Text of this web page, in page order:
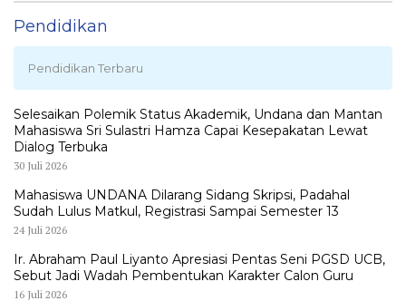
Pendidikan
Pendidikan Terbaru
Selesaikan Polemik Status Akademik, Undana dan Mantan
Mahasiswa Sri Sulastri Hamza Capai Kesepakatan Lewat
Dialog Terbuka
30 Juli 2026
Mahasiswa UNDANA Dilarang Sidang Skripsi, Padahal
Sudah Lulus Matkul, Registrasi Sampai Semester 13
24 Juli 2026
Ir. Abraham Paul Liyanto Apresiasi Pentas Seni PGSD UCB,
Sebut Jadi Wadah Pembentukan Karakter Calon Guru
16 Juli 2026